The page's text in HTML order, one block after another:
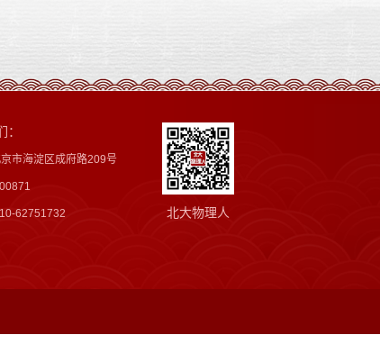
：
市海淀区成府路209号
62751732 北大物理人